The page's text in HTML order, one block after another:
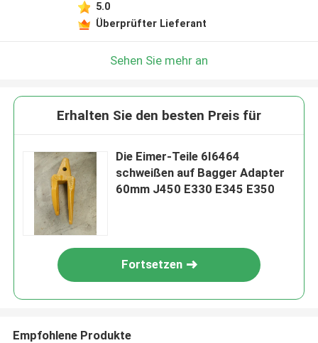
5.0
Überprüfter Lieferant
Sehen Sie mehr an
Erhalten Sie den besten Preis für
Die Eimer-Teile 6I6464
schweißen auf Bagger Adapter
60mm J450 E330 E345 E350
Fortsetzen
Empfohlene Produkte